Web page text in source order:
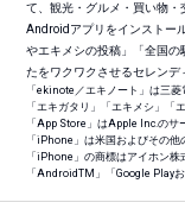
て、観光・グルメ・買い物
Androidアプリをインストー
やエキメシの投稿」「全国
たをワクワクさせるセレンデ
「ekinote／エキノート」は三菱
「エキガタリ」「エキメシ」「
「App Store」はApple Inc.のサ
「iPhone」は米国およびその
「iPhone」の商標はアイホン株
「AndroidTM 」「Google Play